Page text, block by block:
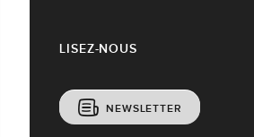
LISEZ-NOUS
NEWSLETTER